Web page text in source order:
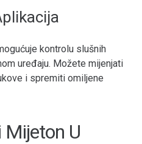
kontrolu slušnih
uređaju. Možete mijenjati
i spremiti omiljene
U